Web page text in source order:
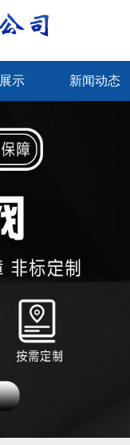
示 新闻动态